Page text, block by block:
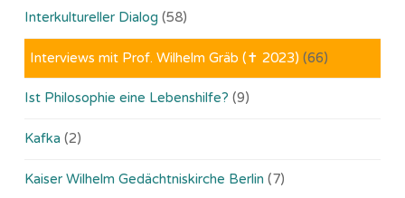
Interkultureller Dialog (58)
Interviews mit Prof. Wilhelm Gräb (✝ 2023) (66)
Ist Philosophie eine Lebenshilfe? (9)
Kafka (2)
Kaiser Wilhelm Gedächtniskirche Berlin (7)